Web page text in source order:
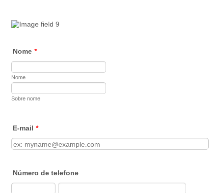
Nome *
Nome
Sobre nome
E-mail *
Número de telefone